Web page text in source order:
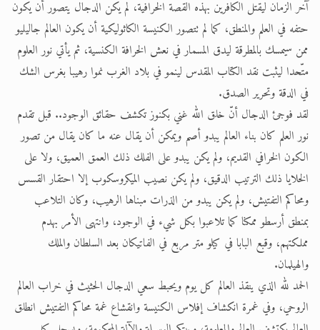
آخر الزمان ليقتل الكافرين بهذه القصة الخرافية، لم يكن الدجال يتصور أن يكون
حتفه في العلم والمنطق، كما لم تتصور الكنيسة الكاثوليكية أن يكون العالم جاليليو
ممن سيمسك بالمطرقة ليدق المسمار في نعش الخرافة الكنسية، ثم يأتي نور العلوم
متّحدا ليثبت نقد الكتاب المقدس لينمو في بلاد الغرب نموا رهيبا بغرس الشك
في الدقة وتحرير الصدق.
لقد فوجئ الدجال أنّ خلق الله غني بكنوز تكشف حقائق الوجود.. قبل تقدم
نور العلم كان بناء العالم يبدو أصم ويمكن أن يقال عنه ما كان يقال من تصور
الكون الخرافي القديم، ولم يكن يبدو على الفلك ذلك العمق العميق، ولا على
الخلايا ذلك الترتيب الدقيق، ولم يكن نصيب الميكروسكوب إلا احتقار القسس
ومحاكم التفتيش، ولم يكن يبدو من الذرات مبناها الرهيب، وكان التلاعب
بمنطق أرسطو ممكنا كما تلاعبوا بكل شيء في الوجود، وانتهى الأمر بهدم
مملكتهم، وقبع البابا في كيلو متر مربع في الفاتيكان بعد السلطان والملك
والهيلمان.
الحمد لله الذي ينقذ العالم كل يوم ويحبط سعي الدجال الحثيث في خراب العالم
الروحي، وفي غمرة انكشاف إفلاس الكنيسة وانقشاع غمة محاكم التفتيش انطلق